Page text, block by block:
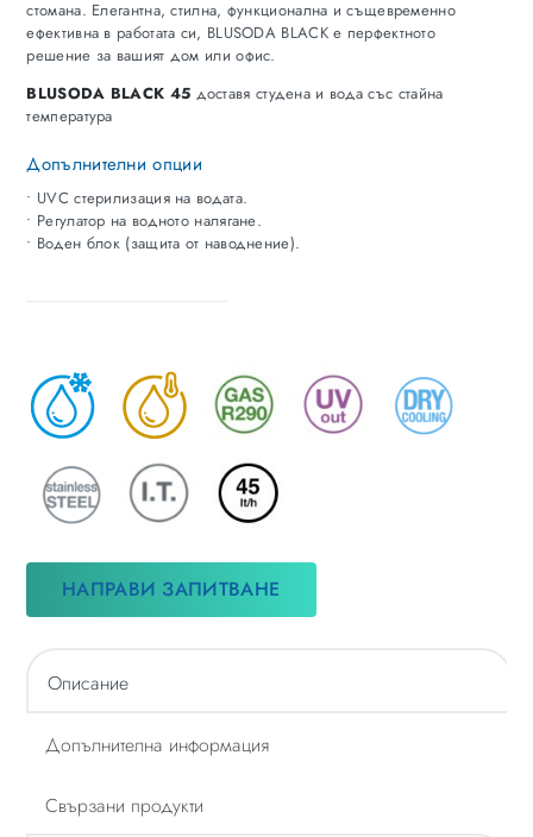
стомана. Елегантна, стилна, функционална и същевременно
ефективна в работата си, BLUSODA BLACK е перфектното
решение за вашият дом или офис.
BLUSODA BLACK 45 доставя студена и вода със стайна
температура
Допълнителни опции
• UVC стерилизация на водата.
• Регулатор на водното налягане.
• Воден блок (защита от наводнение).
НАПРАВИ ЗАПИТВАНЕ
Описание
Допълнителна информация
Свързани продукти